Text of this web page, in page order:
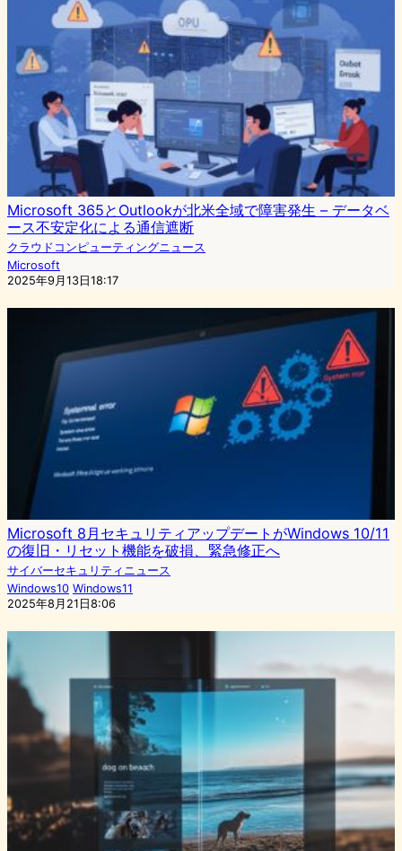
Microsoft 365とOutlookが北米全域で障害発生 – データベ
ース不安定化による通信遮断
クラウドコンピューティングニュース
Microsoft
2025年9月13日18:17
Microsoft 8月セキュリティアップデートがWindows 10/11
の復旧・リセット機能を破損、緊急修正へ
サイバーセキュリティニュース
Windows10 Windows11
2025年8月21日8:06